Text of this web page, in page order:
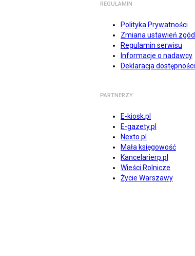
REGULAMIN
Polityka Prywatności
Zmiana ustawień zgód
Regulamin serwisu
Informacje o nadawcy
Deklaracja dostępności
PARTNERZY
E-kiosk.pl
E-gazety.pl
Nexto.pl
Mała księgowość
Kancelarierp.pl
Wieści Rolnicze
Życie Warszawy